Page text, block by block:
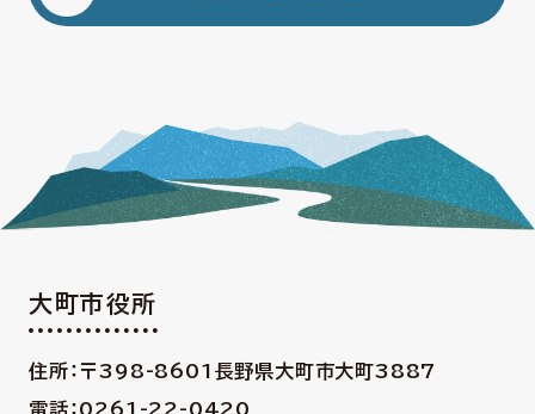
大町市役所
住所：〒398-8601 長野県大町市大町3887
電話：0261-22-0420